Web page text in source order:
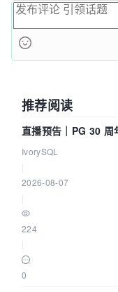
推荐阅读
直播预告｜PG 30
们改得动吗？我们贡
IvorySQL
2026-08-07
224
0